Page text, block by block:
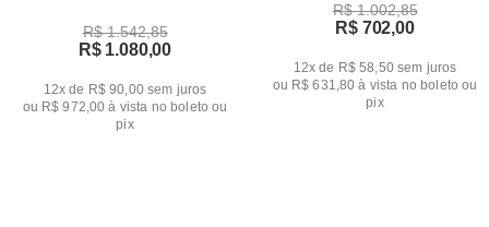
R$ 1.542,85
R$ 1.080,00
12x de R$ 90,00 sem juros
ou R$ 972,00 à vista no boleto ou
pix
R$ 1.002,85
R$ 702,00
12x de R$ 58,50 sem juros
ou R$ 631,80 à vista no boleto ou
pix